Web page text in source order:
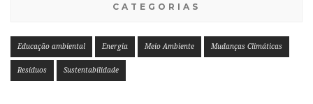
CATEGORIAS
Educação ambiental Energia Meio Ambiente Mudanças Climáticas
Resíduos Sustentabilidade